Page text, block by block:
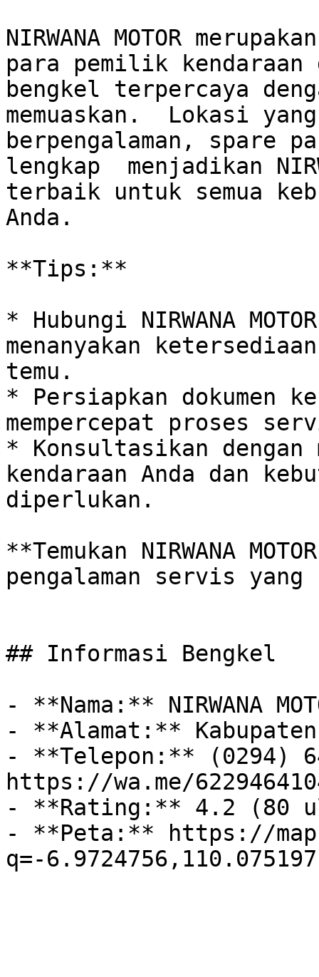
NIRWANA MOTOR
para pemilik kendaraan
bengkel terpercaya
memuaskan.  Lokasi
berpengalaman, spare
lengkap  menjadikan
terbaik untuk semua
Anda.
**Tips:**
* Hubungi NIRWANA
menanyakan
temu.
* Persiapkan dokumen
mempercepat proses
* Konsultasikan dengan
kendaraan Anda dan
diperlukan.
**Temukan NIRWANA
pengalaman servis
## Informasi Bengkel
- **Nama:** NIRWANA
- **Alamat:**
- **Telepon:** (0294)
https://wa.me/
- **Rating:** 4.2 (80
- **Peta:** https://